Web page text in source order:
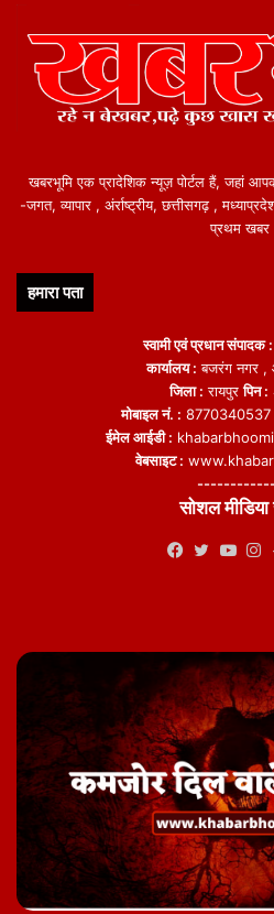
खबरभूमि एक प्रादेशिक न्यूज़ पोर्टल हैं, जहां
-जगत, व्यापार , अंर्राष्ट्रीय, छत्तीसगढ़ ,
प्रथम खबर
हमारा पता
स्वामी एवं प्रधान संपादक
कार्यालय : बजरंग नगर ,
जिला : रायपुरपिन :
मोबाइल नं. :
ईमेल आईडी :
वेबसाइट :
सोशल